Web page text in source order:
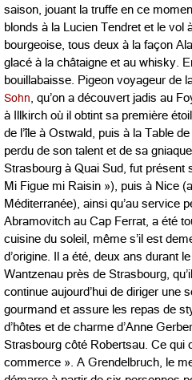
saison, jouant la truffe en ce
blonds à la Lucien Tendret et le vol
bourgeoise, tous deux à la façon
glacé à la châtaigne et au whisky.
bouillabaisse. Pigeon voyageur de
Sohn, qu’on a découvert jadis au
à Illkirch où il obtint sa première
de l’île à Ostwald, puis à la Table
perdu de son talent et de sa
Strasbourg à Quai Sud, fut présent
Mi Figue mi Raisin »), puis à Nice
Méditerranée), ainsi qu’au service
Abramovitch au Cap Ferrat, a été
cuisine du soleil, même s’il est
d’origine. Il a été, deux ans durant
Wantzenau près de Strasbourg,
continue aujourd’hui de diriger une
gourmand et assure les repas de
d’hôtes et de charme d’Anne
Strasbourg côté Robertsau. Ce qui
commerce ». A Grendelbruch, le